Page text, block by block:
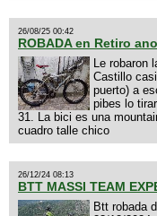
26/08/25 00:42
ROBADA en Retiro
Le robaron
Castillo
puerto) a
pibes lo
31. La bici es una
cuadro talle chico
26/12/24 08:13
BTT MASSI TEAM
Btt robada